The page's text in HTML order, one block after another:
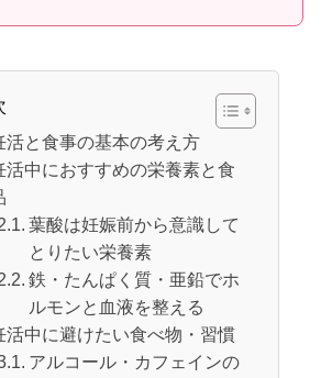
活と食事の基本の考え方
活中におすすめの栄養素と食
葉酸は妊娠前から意識して
とりたい栄養素
鉄・たんぱく質・亜鉛でホ
ルモンと血液を整える
活中に避けたい食べ物・習慣
アルコール・カフェインの